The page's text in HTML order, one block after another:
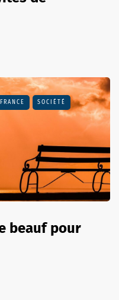
FRANCE SOCIÉTÉ
beauf pour